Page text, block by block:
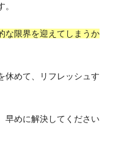
な限界を迎えてしまうか
休めて、リフレッシュす
早めに解決してください